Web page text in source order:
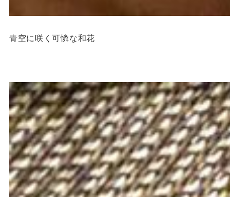
青空に咲く可憐な和花